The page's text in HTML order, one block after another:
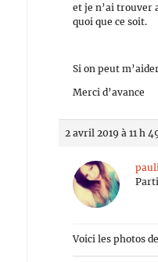
et je n’ai trouver
quoi que ce soit.
Si on peut
Merci d’avance
2 avril 2019 à 11 h
Voici les photos